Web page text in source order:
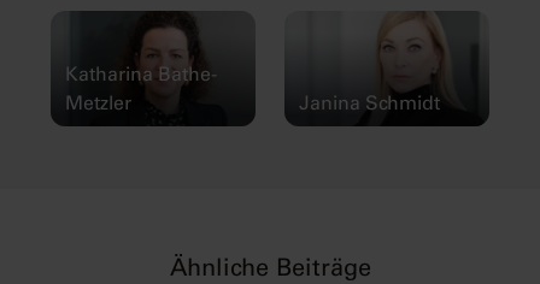
Katharina Bathe-
Metzler
Janina Schmidt
Ähnliche Beiträge